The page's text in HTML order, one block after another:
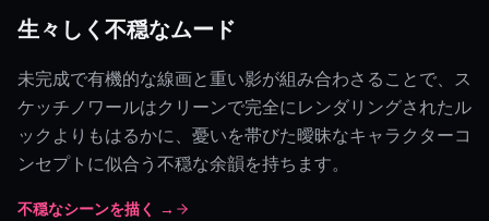
生々しく不穏なムード
未完成で有機的な線画と重い影が組み合わさることで、ス
ケッチノワールはクリーンで完全にレンダリングされたル
ックよりもはるかに、憂いを帯びた曖昧なキャラクターコ
ンセプトに似合う不穏な余韻を持ちます。
不穏なシーンを描く →